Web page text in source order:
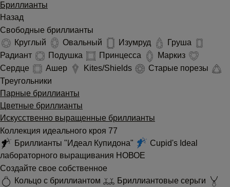
Бриллианты
Назад
Свободные бриллианты
Круглый
Овальный Изумруд
Груша
Радиант
Подушка Принцесса
Маркиз
Сердце
Ашер Kites/Shields
Старые порезы
Треугольники
Парные бриллианты
Цветные бриллианты
Искусственно выращенные бриллианты
Коллекция идеального кроя 77
Бриллианты "Идеал Купидона"
Cupid's Ideal
лабораторного выращивания НОВОЕ
Создайте свое собственное
Кольцо с бриллиантом
Бриллиантовые серьги